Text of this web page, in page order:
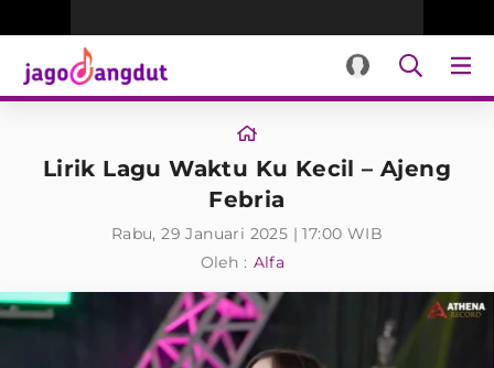
Lirik Lagu Waktu Ku Kecil – Ajeng
Febria
Rabu, 29 Januari 2025 | 17:00 WIB
Oleh : Alfa